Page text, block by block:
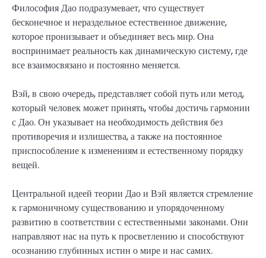
Философия Дао подразумевает, что существует
бесконечное и нераздельное естественное движение,
которое пронизывает и объединяет весь мир. Она
воспринимает реальность как динамическую систему, где
все взаимосвязано и постоянно меняется.
Вэй, в свою очередь, представляет собой путь или метод,
который человек может принять, чтобы достичь гармонии
с Дао. Он указывает на необходимость действия без
противоречия и излишества, а также на постоянное
приспособление к изменениям и естественному порядку
вещей.
Центральной идеей теории Дао и Вэй является стремление
к гармоничному существованию и упорядоченному
развитию в соответствии с естественными законами. Они
направляют нас на путь к просветлению и способствуют
осознанию глубинных истин о мире и нас самих.